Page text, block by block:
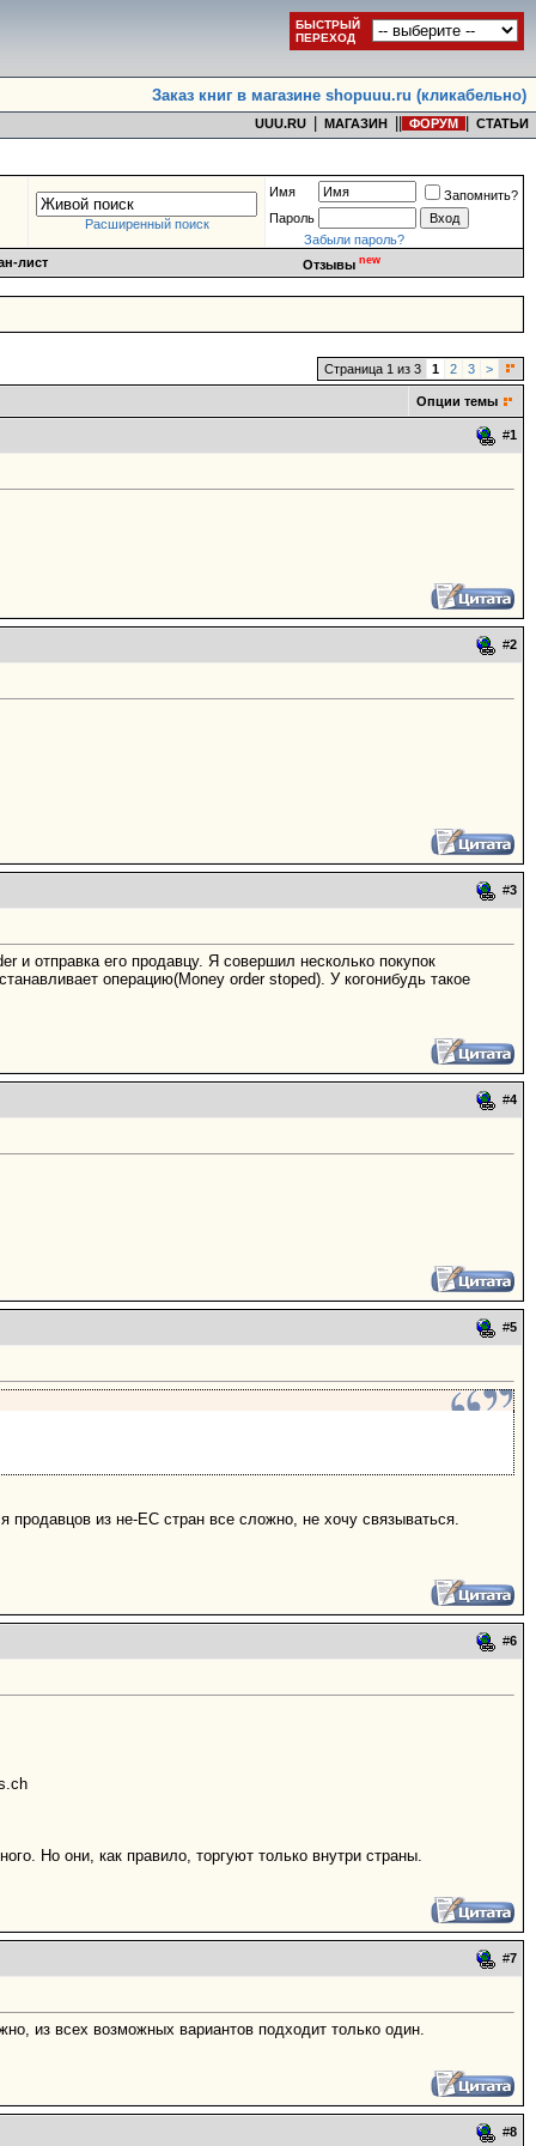
БЫСТРЫЙ
ПЕРЕХОД
Заказ книг в магазине shopuuu.ru (кликабельно)
UUU.RU МАГАЗИН ФОРУМ СТАТЬИ
Расширенный поиск
Имя
Запомнить?
Пароль
Забыли пароль?
лист
Отзывы new
Страница 1 из 3 1 2 3 >
Опции темы
#1
#2
#3
и отправка его продавцу. Я совершил несколько покупок
операцию(Money order stoped). У когонибудь такое
#4
#5
из не-ЕС стран все сложно, не хочу связываться.
#6
Но они, как правило, торгуют только внутри страны.
#7
из всех возможных вариантов подходит только один.
#8